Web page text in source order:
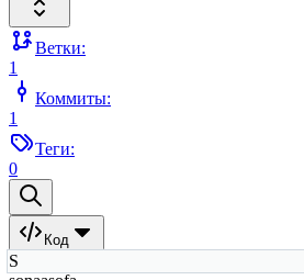
Ветки:
1
Коммиты:
1
Теги:
0
Код
S